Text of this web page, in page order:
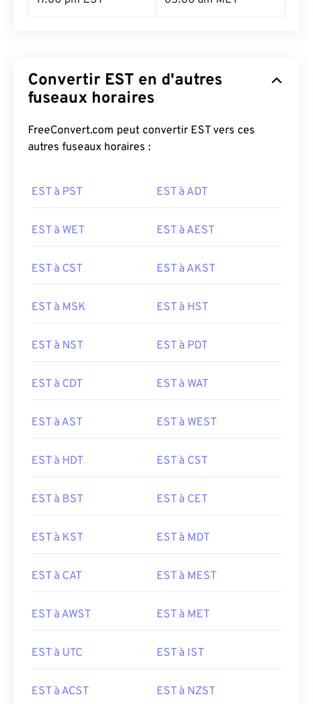
Convertir EST en d'autres
fuseaux horaires
FreeConvert.com peut convertir EST vers ces
autres fuseaux horaires :
EST à PST EST à ADT
EST à WET EST à AEST
EST à CST EST à AKST
EST à MSK EST à HST
EST à NST EST à PDT
EST à CDT EST à WAT
EST à AST EST à WEST
EST à HDT EST à CST
EST à BST EST à CET
EST à KST EST à MDT
EST à CAT EST à MEST
EST à AWST EST à MET
EST à UTC EST à IST
EST à ACST EST à NZST